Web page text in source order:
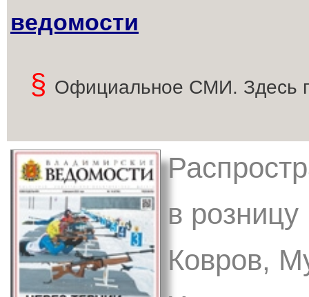
ведомости
§ Официальное СМИ. Здесь
в
Ковров,